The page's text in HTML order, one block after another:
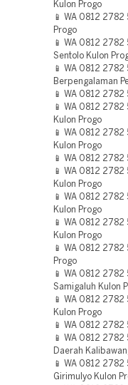
Kulon Progo
📱 WA 0812
Progo
📱 WA 0812 2782
Sentolo Kulon
📱 WA 0812
Berpengalaman
📱 WA 0812 2782
📱 WA 0812 2782
Kulon Progo
📱 WA 0812
Kulon Progo
📱 WA 0812
📱 WA 0812
Kulon Progo
📱 WA 0812
Kulon Progo
📱 WA 0812
Kulon Progo
📱 WA 0812 2782
Progo
📱 WA 0812
Samigaluh Kulon
📱 WA 0812
Kulon Progo
📱 WA 0812
📱 WA 0812
Daerah
📱 WA 0812
Girimulyo Kulon